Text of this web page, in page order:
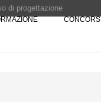
CONCORSI
di progettazione
speciale